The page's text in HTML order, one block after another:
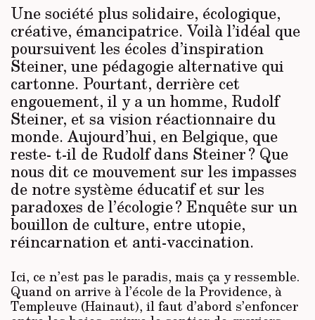
Une société plus solidaire, écologique,
créative, émancipatrice. Voilà l’idéal que
poursuivent les écoles d’inspiration
Steiner, une pédagogie alternative qui
cartonne. Pourtant, derrière cet
engouement, il y a un homme, Rudolf
Steiner, et sa vision réactionnaire du
monde. Aujourd’hui, en Belgique, que
reste- ­t-il de Rudolf dans Steiner ? Que
nous dit ce mouvement sur les impasses
de notre système éducatif et sur les
paradoxes de l’écologie ? Enquête sur un
bouillon de culture, entre utopie,
réincarnation et anti-vaccination.
Ici, ce n’est pas le paradis, mais ça y ressemble.
Quand on arrive à l’école de la Providence, à
Templeuve (Hainaut), il faut d’abord s’enfoncer